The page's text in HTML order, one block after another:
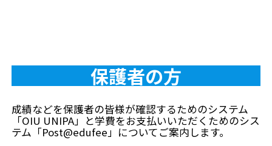
保護者の方
成績などを保護者の皆様が確認するためのシステム
「OIU UNIPA」と学費をお支払いいただくためのシス
テム「Post@edufee」についてご案内します。